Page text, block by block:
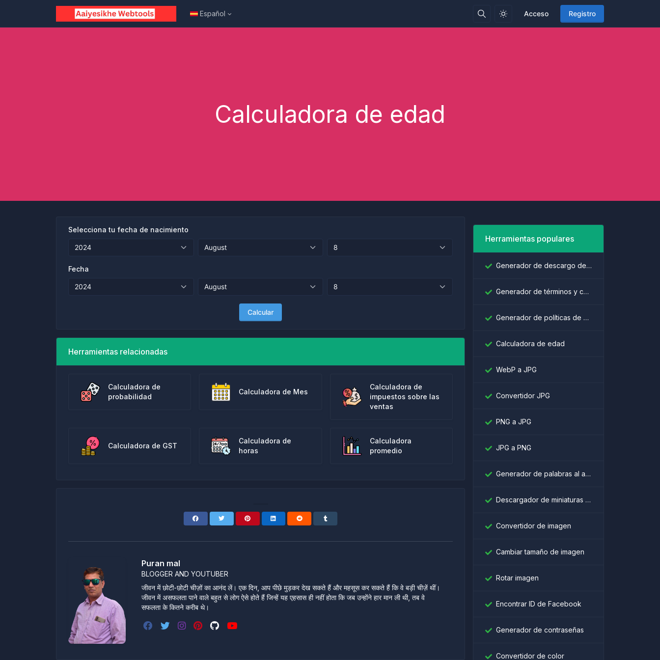
Acceso Registro
Español
Calculadora de edad
Selecciona tu fecha de nacimiento
Fecha
Calcular
Herramientas relacionadas
Calculadora de
probabilidad
Calculadora de Mes
Calculadora de
impuestos sobre las
ventas
Calculadora de GST
Calculadora de
horas
Calculadora
promedio
Puran mal
BLOGGER AND YOUTUBER
जीवन में छोटी-छोटी चीज़ों का आनंद लें। एक दिन, आप पीछे मुड़कर देख सकते हैं और महसूस कर सकते हैं कि वे बड़ी चीज़ें थीं।
जीवन में असफलता पाने वाले बहुत से लोग ऐसे होते हैं जिन्हें यह एहसास ही नहीं होता कि जब उन्होंने हार मान ली थी, तब वे
सफलता के कितने करीब थे।
Herramientas populares
Generador de descargo de responsabilidad
Generador de términos y condiciones
Generador de políticas de privacidad
Calculadora de edad
WebP a JPG
Convertidor JPG
PNG a JPG
JPG a PNG
Generador de palabras al azar
Descargador de miniaturas de YouTube
Convertidor de imagen
Cambiar tamaño de imagen
Rotar imagen
Encontrar ID de Facebook
Generador de contraseñas
Convertidor de color